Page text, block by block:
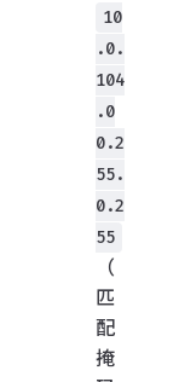
10
.0.
104
.0
0.2
55.
0.2
55
（
匹
配
掩